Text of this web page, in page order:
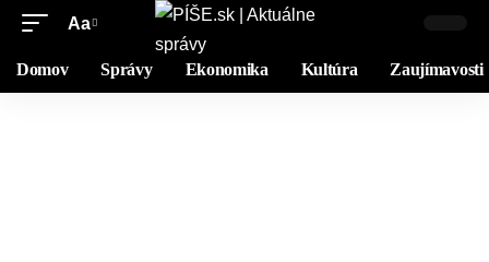
Aa
Domov Správy Ekonomika Kultúra Zaujímavosti